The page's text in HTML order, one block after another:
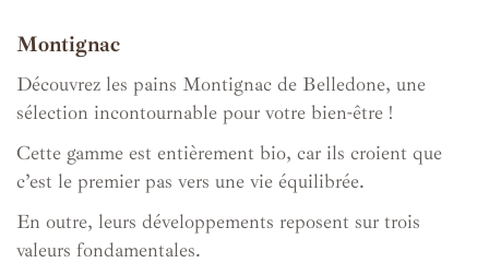
Montignac
Découvrez les pains Montignac de Belledone, une
sélection incontournable pour votre bien-être !
Cette gamme est entièrement bio, car ils croient que
c’est le premier pas vers une vie équilibrée.
En outre, leurs développements reposent sur trois
valeurs fondamentales.